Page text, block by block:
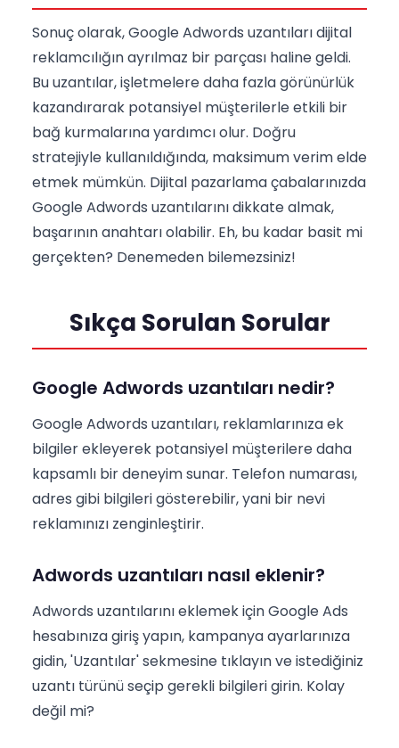
Sonuç olarak, Google Adwords uzantıları dijital
reklamcılığın ayrılmaz bir parçası haline geldi.
Bu uzantılar, işletmelere daha fazla görünürlük
kazandırarak potansiyel müşterilerle etkili bir
bağ kurmalarına yardımcı olur. Doğru
stratejiyle kullanıldığında, maksimum verim elde
etmek mümkün. Dijital pazarlama çabalarınızda
Google Adwords uzantılarını dikkate almak,
başarının anahtarı olabilir. Eh, bu kadar basit mi
gerçekten? Denemeden bilemezsiniz!
Sıkça Sorulan Sorular
Google Adwords uzantıları nedir?
Google Adwords uzantıları, reklamlarınıza ek
bilgiler ekleyerek potansiyel müşterilere daha
kapsamlı bir deneyim sunar. Telefon numarası,
adres gibi bilgileri gösterebilir, yani bir nevi
reklamınızı zenginleştirir.
Adwords uzantıları nasıl eklenir?
Adwords uzantılarını eklemek için Google Ads
hesabınıza giriş yapın, kampanya ayarlarınıza
gidin, 'Uzantılar' sekmesine tıklayın ve istediğiniz
uzantı türünü seçip gerekli bilgileri girin. Kolay
değil mi?